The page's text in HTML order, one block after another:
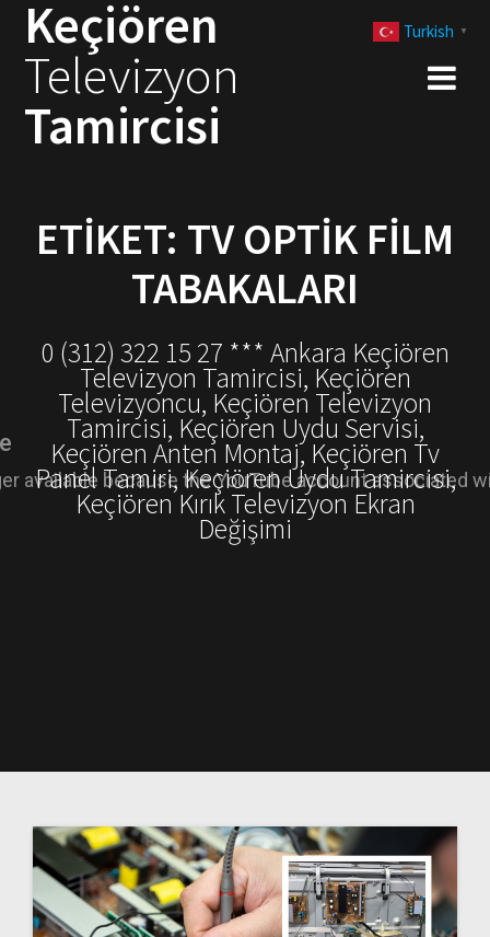
Keçiören
Televizyon
Tamircisi
ETIKET: TV OPTIK FILM
TABAKALARI
0 (312) 322 15 27 *** Ankara Keçiören
Televizyon Tamircisi, Keçiören
Televizyoncu, Keçiören Televizyon
Tamircisi, Keçiören Uydu Servisi,
Keçiören Anten Montaj, Keçiören Tv
Panel Tamiri, Keçiören Uydu Tamircisi,
Keçiören Kırık Televizyon Ekran
Değişimi
Turkish ▼